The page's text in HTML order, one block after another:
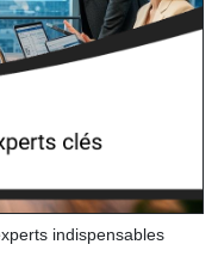
indispensables